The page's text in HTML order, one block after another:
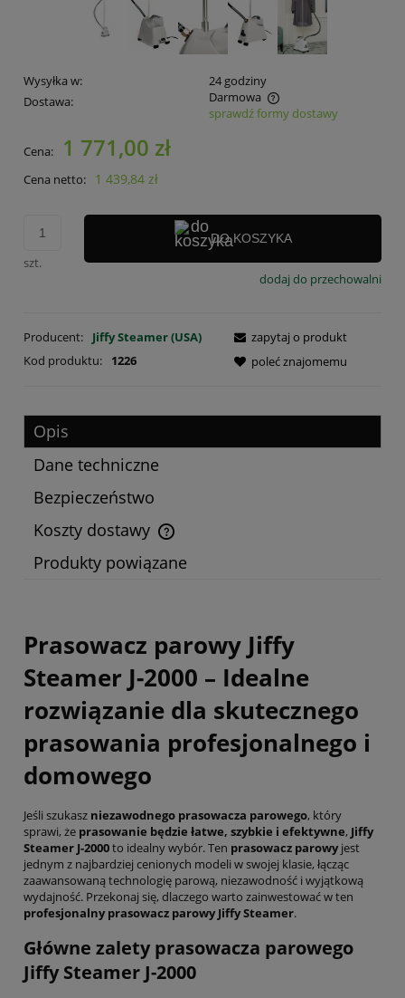
Wysyłka w:
24 godziny
Dostawa:
Darmowa
Cena nie zawiera ewentualnych kosztów płatności
sprawdź formy dostawy
Cena: 1 771,00 zł
Cena netto: 1 439,84 zł
szt.
DO KOSZYKA
dodaj do przechowalni
Producent:
Jiffy Steamer (USA)
Kod produktu:
1226
zapytaj o produkt
poleć znajomemu
Opis
Dane techniczne
Bezpieczeństwo
Koszty dostawy
Cena nie zawiera ewentualnych kosztów płatności
Produkty powiązane
Prasowacz parowy Jiffy
Steamer J-2000 – Idealne
rozwiązanie dla skutecznego
prasowania profesjonalnego i
domowego
Jeśli szukasz niezawodnego prasowacza parowego, który
sprawi, że prasowanie będzie łatwe, szybkie i efektywne, Jiffy
Steamer J-2000to idealny wybór. Ten prasowacz parowyjest
jednym z najbardziej cenionych modeli w swojej klasie, łącząc
zaawansowaną technologię parową, niezawodność i wyjątkową
wydajność. Przekonaj się, dlaczego warto zainwestować w ten
profesjonalny prasowacz parowy Jiffy Steamer.
Główne zalety prasowacza parowego
Jiffy Steamer J-2000